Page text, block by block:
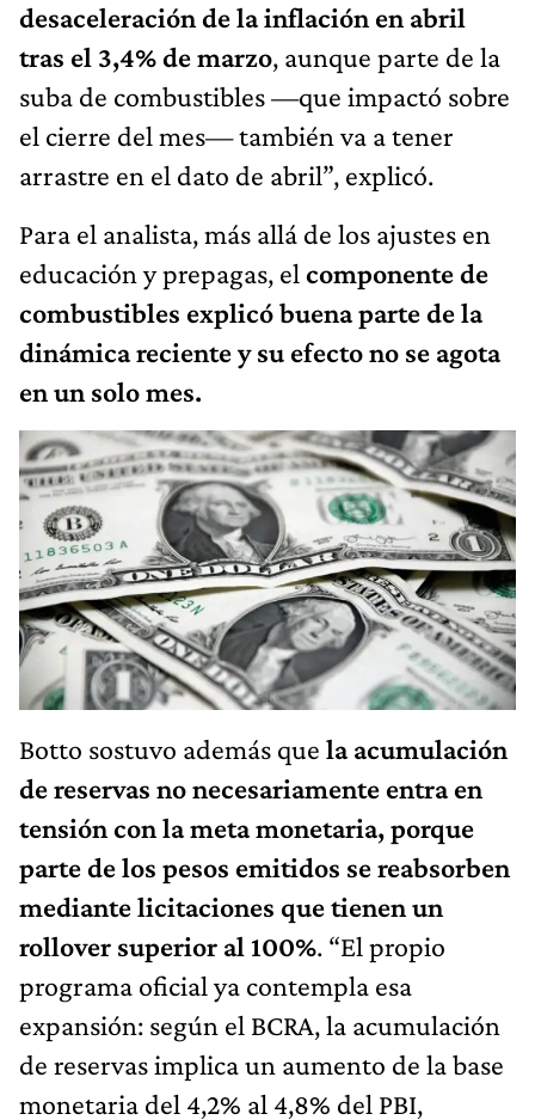
desaceleración de la inflación en abril
tras el 3,4% de marzo, aunque parte de la
suba de combustibles —que impactó sobre
el cierre del mes— también va a tener
arrastre en el dato de abril”, explicó.
Para el analista, más allá de los ajustes en
educación y prepagas, el componente de
combustibles explicó buena parte de la
dinámica reciente y su efecto no se agota
en un solo mes.
Botto sostuvo además que la acumulación
de reservas no necesariamente entra en
tensión con la meta monetaria, porque
parte de los pesos emitidos se reabsorben
mediante licitaciones que tienen un
rollover superior al 100%. “El propio
programa oficial ya contempla esa
expansión: según el BCRA, la acumulación
de reservas implica un aumento de la base
monetaria del 4,2% al 4,8% del PBI,